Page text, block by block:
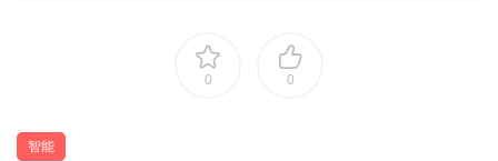
以构建较大的音乐块，从而在整个音乐中营造出统一感。根据
所选的模式和设置，该插件可对音符进行和声处理，以丰富音
调整的人工智能控制和可变的混沌参数，你可以掌控
0 0
智能